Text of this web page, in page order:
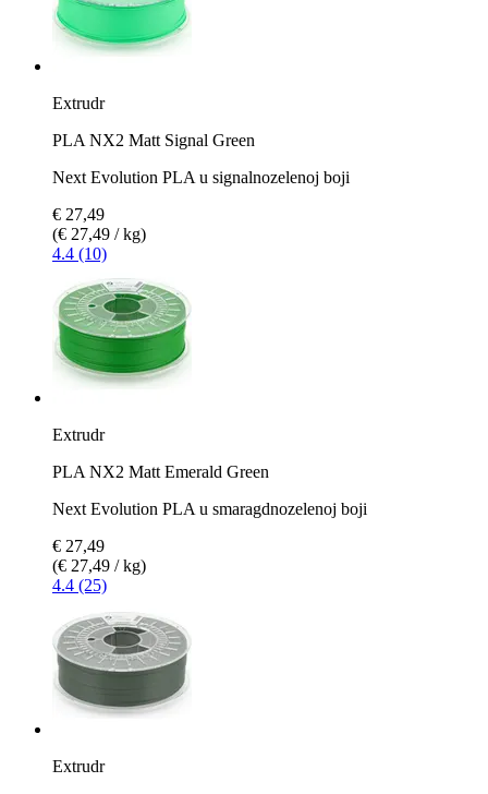
Extrudr
PLA NX2 Matt Signal Green
Next Evolution PLA u signalnozelenoj boji
€ 27,49
(€ 27,49 / kg)
4.4 (10)
Extrudr
PLA NX2 Matt Emerald Green
Next Evolution PLA u smaragdnozelenoj boji
€ 27,49
(€ 27,49 / kg)
4.4 (25)
Extrudr